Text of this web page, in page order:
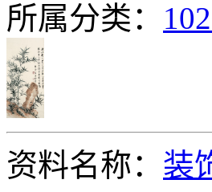
所属分类：
资料名称： 装